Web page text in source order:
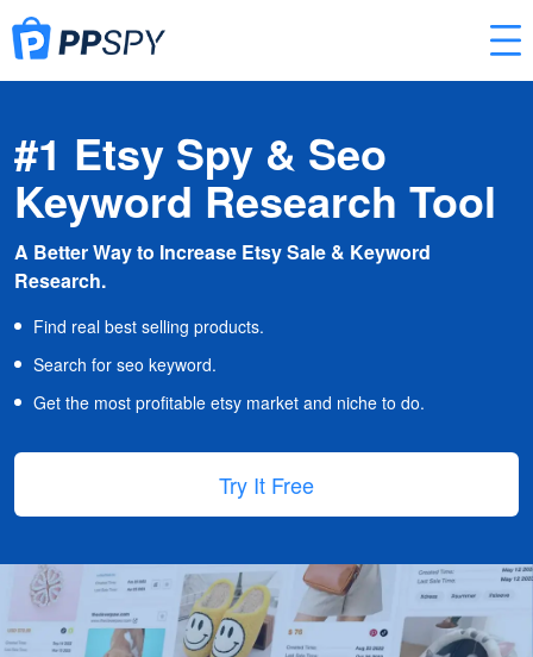
#1 Etsy Spy & Seo
Keyword Research Tool
A Better Way to Increase Etsy Sale & Keyword
Research.
Find real best selling products.
Search for seo keyword.
Get the most profitable etsy market and niche to do.
Try It Free